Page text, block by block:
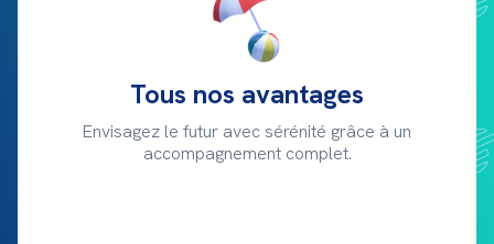
Tous nos avantages
Envisagez le futur avec sérénité grâce à un
accompagnement complet.